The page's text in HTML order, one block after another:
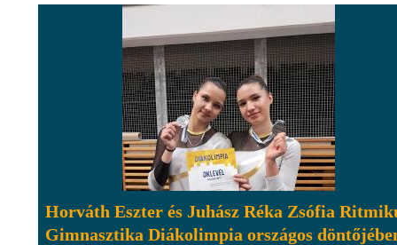
Horváth Eszter és Juhász Réka Zsófia
Gimnasztika Diákolimpia országos